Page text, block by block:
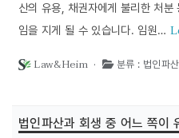
산의 유용, 채권자에게 불리한 처
임을 지게 될 수 있습니다. 임원…
Law&Heim · 분류 : 법인파산
법인파산과 회생 중 어느 쪽이